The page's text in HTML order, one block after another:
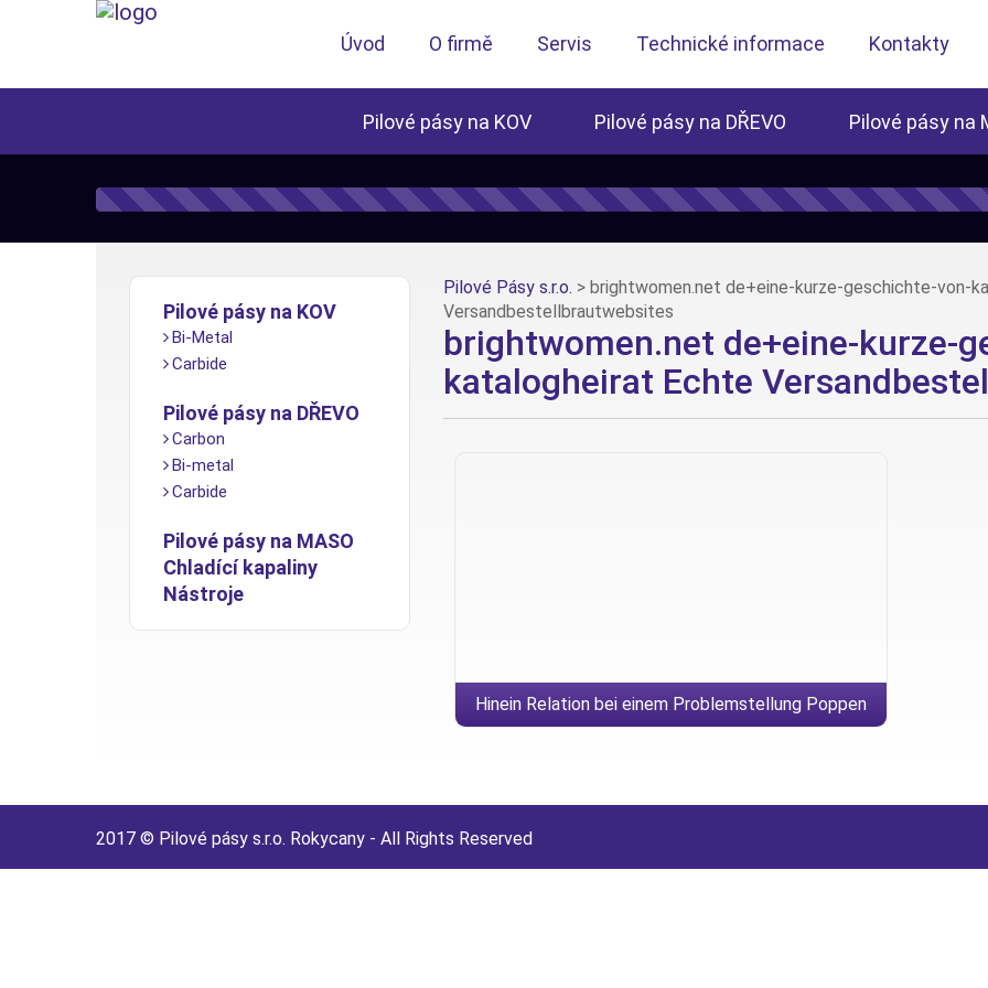
Úvod O firmě Servis Technické informace Kontakty
Pilové pásy na KOV Pilové pásy na DŘEVO Pilové pásy na
Pilové pásy na KOV
Bi-Metal
Carbide
Pilové pásy na DŘEVO
Carbon
Bi-metal
Carbide
Pilové pásy na MASO
Chladící kapaliny
Nástroje
Pilové Pásy s.r.o. > brightwomen.net de+eine-kurze-geschichte-von-
Versandbestellbrautwebsites
brightwomen.net de+eine-kurze-
katalogheirat Echte
Hinein Relation bei einem Problemstellung Poppen
2017 © Pilové pásy s.r.o. Rokycany - All Rights Reserved